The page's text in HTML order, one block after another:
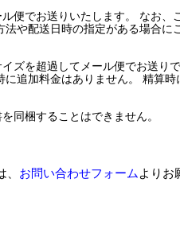
便でお送りいたします。 なお、
や配送日時の指定がある場合に
ズを超過してメール便でお送り
追加料金はありません。 精算時
同梱することはできません。
お問い合わせフォームよりお